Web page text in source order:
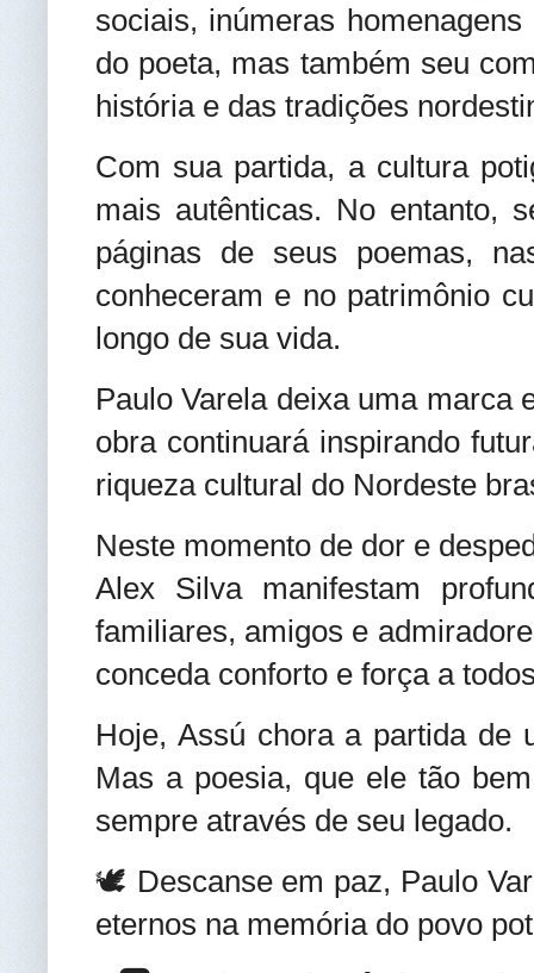
sociais, inúmeras
do poeta, mas também seu
história e das tradições
Com sua partida, a cultura
mais autênticas. No entanto,
páginas de seus poemas,
conheceram e no patrimônio
longo de sua vida.
Paulo Varela deixa uma marca
obra continuará inspirando
riqueza cultural do Nordeste
Neste momento de dor e
Alex Silva manifestam
familiares, amigos e
conceda conforto e força a
Hoje, Assú chora a partida de
Mas a poesia, que ele tão
sempre através de seu legado.
🕊️ Descanse em paz, Paulo
eternos na memória do povo